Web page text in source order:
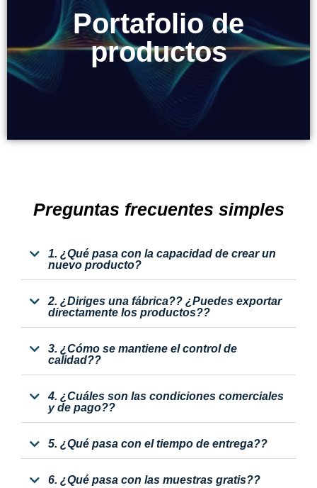
Portafolio de
productos
Portafolio de
productos
Preguntas frecuentes simples
1. ¿Qué pasa con la capacidad de crear un
nuevo producto?
2. ¿Diriges una fábrica?? ¿Puedes exportar
directamente los productos??
3. ¿Cómo se mantiene el control de
calidad??
4. ¿Cuáles son las condiciones comerciales
y de pago??
5. ¿Qué pasa con el tiempo de entrega??
6. ¿Qué pasa con las muestras gratis??